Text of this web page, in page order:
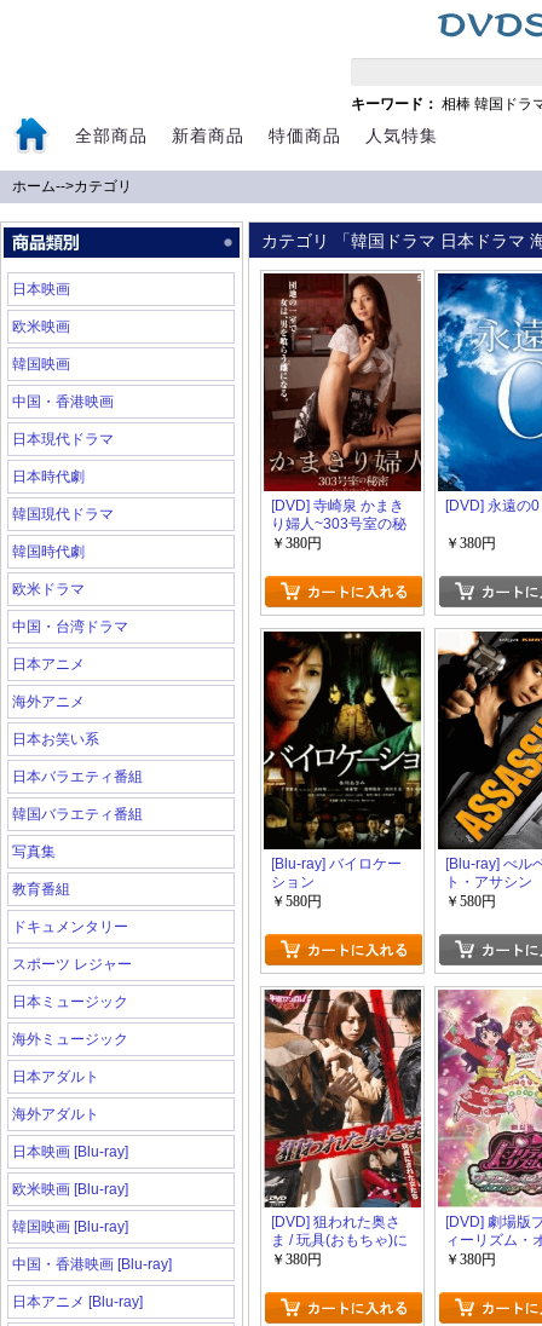
キーワード： 相棒 韓国ドラ
全部商品 新着商品 特価商品 人気特集
ホーム-->カテゴリ
日本映画
欧米映画
韓国映画
中国・香港映画
日本現代ドラマ
日本時代劇
韓国現代ドラマ
韓国時代劇
欧米ドラマ
中国・台湾ドラマ
日本アニメ
海外アニメ
日本お笑い系
日本バラエティ番組
韓国バラエティ番組
写真集
教育番組
ドキュメンタリー
スポーツ レジャー
日本ミュージック
海外ミュージック
日本アダルト
海外アダルト
日本映画 [Blu-ray]
欧米映画 [Blu-ray]
韓国映画 [Blu-ray]
中国・香港映画 [Blu-ray]
日本アニメ [Blu-ray]
カテゴリ 「韓国ドラマ 日本ドラマ
[DVD] 寺崎泉 かまき
り婦人~303号室の秘
密
￥380円
[DVD] 永遠の0
￥380円
[Blu-ray] バイロケー
ション
￥580円
[Blu-ray] べル
ト・アサシン
￥580円
[DVD] 狙われた奥さ
ま / 玩具(おもちゃ)に
された女たち
￥380円
[DVD] 劇場版
ィーリズム・
スターセレク
ストテン
￥380円